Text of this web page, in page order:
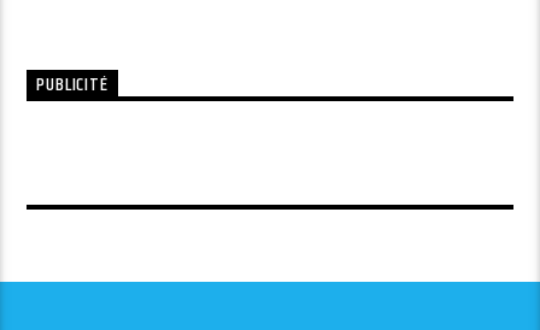
PUBLICITÉ